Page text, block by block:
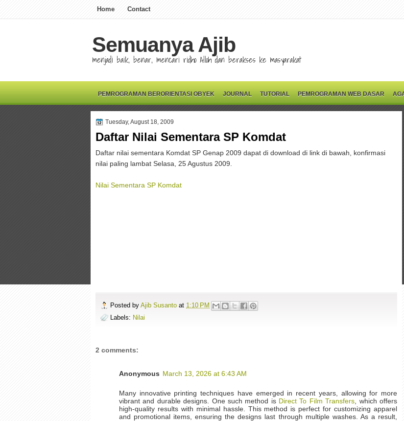
Home Contact
Semuanya Ajib
menjadi baik, benar, mencari ridho Alloh dan berakses ke masyarakat
PEMROGRAMAN BERORIENTASI OBYEK JOURNAL TUTORIAL PEMROGRAMAN WEB DASAR
Tuesday, August 18, 2009
Daftar Nilai Sementara SP Komdat
Daftar nilai sementara Komdat SP Genap 2009 dapat di download di link di bawah, konfirmasi
nilai paling lambat Selasa, 25 Agustus 2009.
Nilai Sementara SP Komdat
Posted by Ajib Susanto at 1:10 PM
Labels: Nilai
2 comments:
Anonymous March 13, 2026 at 6:43 AM
Many innovative printing techniques have emerged in recent years, allowing for more
vibrant and durable designs. One such method is Direct To Film Transfers, which offers
high-quality results with minimal hassle. This method is perfect for customizing apparel
and promotional items, ensuring the designs last through multiple washes. As a result,